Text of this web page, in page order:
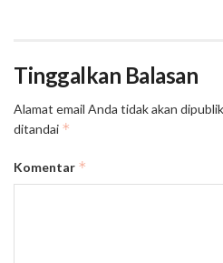
Tinggalkan Balasan
Alamat email Anda tidak akan
ditandai *
Komentar *